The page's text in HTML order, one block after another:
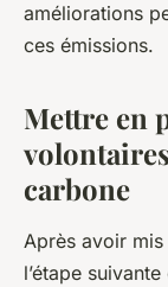
améliorations
ces émissions.
Mettre en
carbone
Après avoir
l’étape